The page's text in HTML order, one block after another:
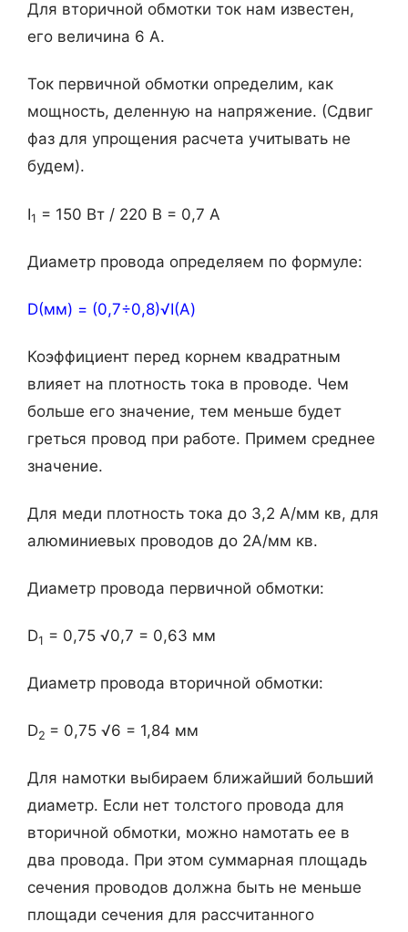
Для вторичной обмотки ток нам известен,
его величина 6 А.
Ток первичной обмотки определим, как
мощность, деленную на напряжение. (Сдвиг
фаз для упрощения расчета учитывать не
будем).
I1 = 150 Вт / 220 В = 0,7 А
Диаметр провода определяем по формуле:
D(мм) = (0,7÷0,8)√I(А)
Коэффициент перед корнем квадратным
влияет на плотность тока в проводе. Чем
больше его значение, тем меньше будет
греться провод при работе. Примем среднее
значение.
Для меди плотность тока до 3,2 А/мм кв, для
алюминиевых проводов до 2А/мм кв.
Диаметр провода первичной обмотки:
D1 = 0,75 √0,7 = 0,63 мм
Диаметр провода вторичной обмотки:
D2 = 0,75 √6 = 1,84 мм
Для намотки выбираем ближайший больший
диаметр. Если нет толстого провода для
вторичной обмотки, можно намотать ее в
два провода. При этом суммарная площадь
сечения проводов должна быть не меньше
площади сечения для рассчитанного